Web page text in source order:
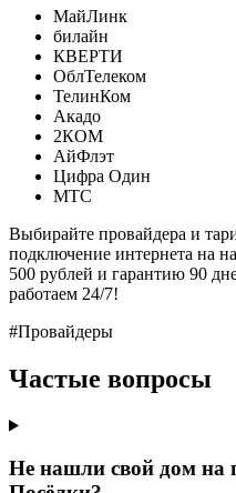
МайЛинк
билайн
КВЕРТИ
ОблТелеком
ТелинКом
Акадо
2КОМ
АйФлэт
Цифра Один
МТС
Выбирайте провайдера и
подключение интернета на
500 рублей и гарантию 90
работаем 24/7!
#Провайдеры
Частые вопросы
Не нашли свой дом на